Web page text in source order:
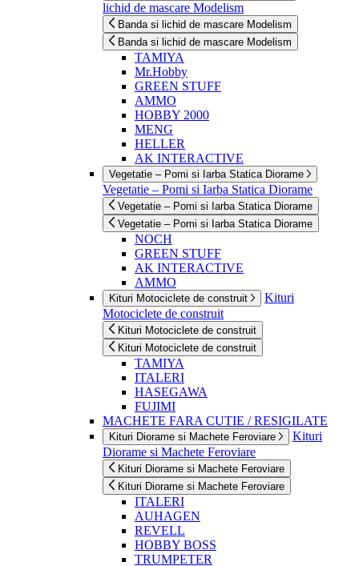
lichid de mascare Modelism
Banda si lichid de mascare Modelism
Banda si lichid de mascare Modelism
TAMIYA
Mr.Hobby
GREEN STUFF
AMMO
HOBBY 2000
MENG
HELLER
AK INTERACTIVE
Vegetatie – Pomi si Iarba Statica Diorame
Vegetatie – Pomi si Iarba Statica Diorame
Vegetatie – Pomi si Iarba Statica Diorame
Vegetatie – Pomi si Iarba Statica Diorame
NOCH
GREEN STUFF
AK INTERACTIVE
AMMO
Kituri Motociclete de construit
Kituri
Motociclete de construit
Kituri Motociclete de construit
Kituri Motociclete de construit
TAMIYA
ITALERI
HASEGAWA
FUJIMI
MACHETE FARA CUTIE / RESIGILATE
Kituri Diorame si Machete Feroviare
Kituri
Diorame si Machete Feroviare
Kituri Diorame si Machete Feroviare
Kituri Diorame si Machete Feroviare
ITALERI
AUHAGEN
REVELL
HOBBY BOSS
TRUMPETER